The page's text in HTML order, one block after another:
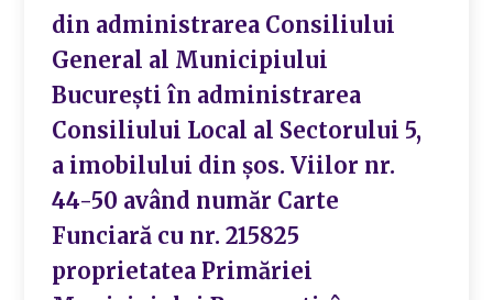
din administrarea Consiliului
General al Municipiului
București în administrarea
Consiliului Local al Sectorului 5,
a imobilului din șos. Viilor nr.
44-50 având număr Carte
Funciară cu nr. 215825
proprietatea Primăriei